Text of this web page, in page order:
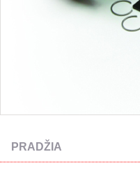
PRADŽIA